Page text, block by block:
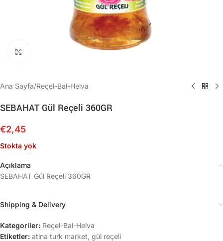
Büyütmek için tıklayın
Ana Sayfa/Reçel-Bal-Helva
SEBAHAT Gül Reçeli 360GR
€2,45
Stokta yok
Açıklama
SEBAHAT Gül Reçeli 360GR
Shipping & Delivery
Kategoriler: Reçel-Bal-Helva
Etiketler: atina turk market gül reçeli